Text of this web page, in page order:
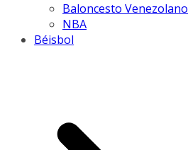
Baloncesto Venezolano
NBA
Béisbol